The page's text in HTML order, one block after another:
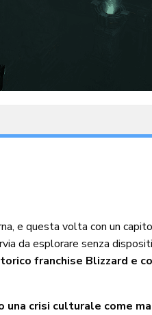
e questa volta con un
da esplorare senza
franchise Blizzard e
crisi culturale come